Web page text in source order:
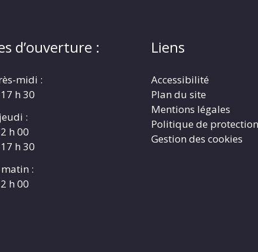
d’ouverture :
midi :
h 30
:
h 00
h 30
:
h 00
Liens
Accessibilité
Plan du site
Mentions légales
Politique de
Gestion des cookies